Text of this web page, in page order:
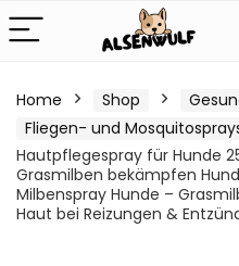
Home Shop
Fliegen- und
Hautpflegespray für Hunde
Grasmilben bekämpfen
Milbenspray Hunde –
Haut bei Reizungen &